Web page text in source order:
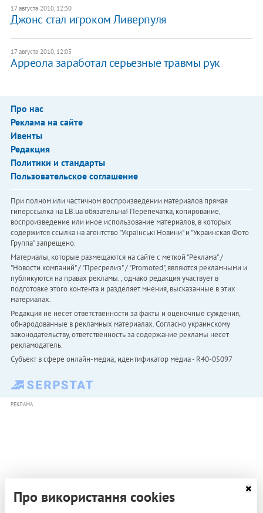
17 августа 2010, 12:30
Джонс стал игроком Ливерпуля
17 августа 2010, 12:05
Арреола заработал серьезные травмы рук
Про нас
Реклама на сайте
Ивенты
Редакция
Политики и стандарты
Пользовательское соглашение
При полном или частичном воспроизведении материалов прямая
гиперссылка на LB.ua обязательна! Перепечатка, копирование,
воспроизведение или иное использование материалов, в которых
содержится ссылка на агентство "Українськi Новини" и "Украинская Фото
Группа" запрещено.
Материалы, которые размещаются на сайте с меткой "Реклама" /
"Новости компаний" / "Пресрелиз" / "Promoted", являются рекламными и
публикуются на правах рекламы. , однако редакция участвует в
подготовке этого контента и разделяет мнения, высказанные в этих
материалах.
Редакция не несет ответственности за факты и оценочные суждения,
обнародованные в рекламных материалах. Согласно украинскому
законодательству, ответственность за содержание рекламы несет
рекламодатель.
Субъект в сфере онлайн-медиа; идентификатор медиа - R40-05097
РЕКЛАМА
Про використання cookies